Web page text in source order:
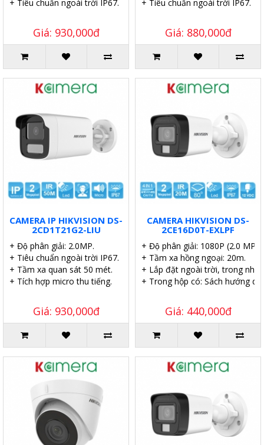
+ Tiêu chuẩn ngoài trời IP67.
Giá: 930,000đ
+ Tiêu chuẩn ngoài trời IP67.
Giá: 880,000đ
CAMERA IP HIKVISION DS-
2CD1T21G2-LIU
+ Độ phân giải: 2.0MP.
+ Tiêu chuẩn ngoài trời IP67.
+ Tầm xa quan sát 50 mét.
+ Tích hợp micro thu tiếng.
Giá: 930,000đ
CAMERA HIKVISION DS-
2CE16D0T-EXLPF
+ Độ phân giải: 1080P (2.0 MP).
+ Tầm xa hồng ngoại: 20m.
+ Lắp đặt ngoài trời, trong nhà.
+ Trong hộp có: Sách hướng
Giá: 440,000đ